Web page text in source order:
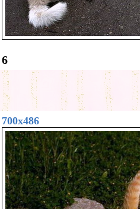
6
700x486